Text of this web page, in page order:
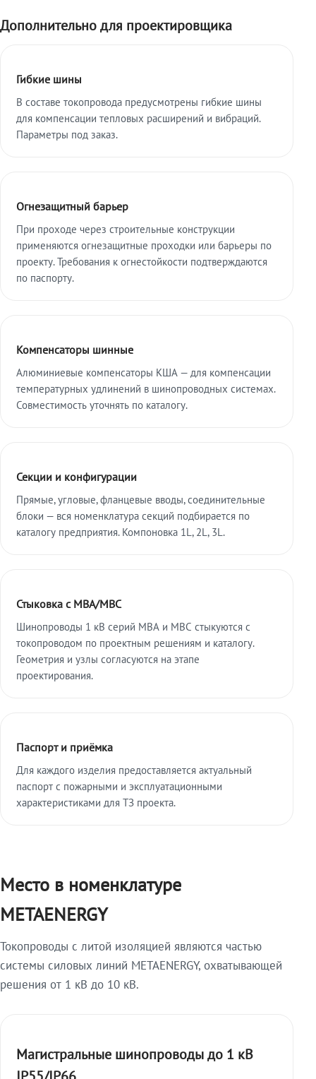
Дополнительно для проектировщика
Гибкие шины
В составе токопровода предусмотрены гибкие шины
для компенсации тепловых расширений и вибраций.
Параметры под заказ.
Огнезащитный барьер
При проходе через строительные конструкции
применяются огнезащитные проходки или барьеры по
проекту. Требования к огнестойкости подтверждаются
по паспорту.
Компенсаторы шинные
Алюминиевые компенсаторы КША — для компенсации
температурных удлинений в шинопроводных системах.
Совместимость уточнять по каталогу.
Секции и конфигурации
Прямые, угловые, фланцевые вводы, соединительные
блоки — вся номенклатура секций подбирается по
каталогу предприятия. Компоновка 1L, 2L, 3L.
Стыковка с МВА/МВС
Шинопроводы 1 кВ серий МВА и МВС стыкуются с
токопроводом по проектным решениям и каталогу.
Геометрия и узлы согласуются на этапе
проектирования.
Паспорт и приёмка
Для каждого изделия предоставляется актуальный
паспорт с пожарными и эксплуатационными
характеристиками для ТЗ проекта.
Место в номенклатуре
METAENERGY
Токопроводы с литой изоляцией являются частью
системы силовых линий METAENERGY, охватывающей
решения от 1 кВ до 10 кВ.
Магистральные шинопроводы до 1 кВ